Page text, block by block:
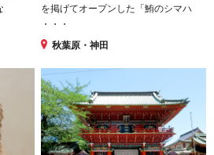
を掲げてオープンした「鮪のシマハ
・・・
秋葉原・神田